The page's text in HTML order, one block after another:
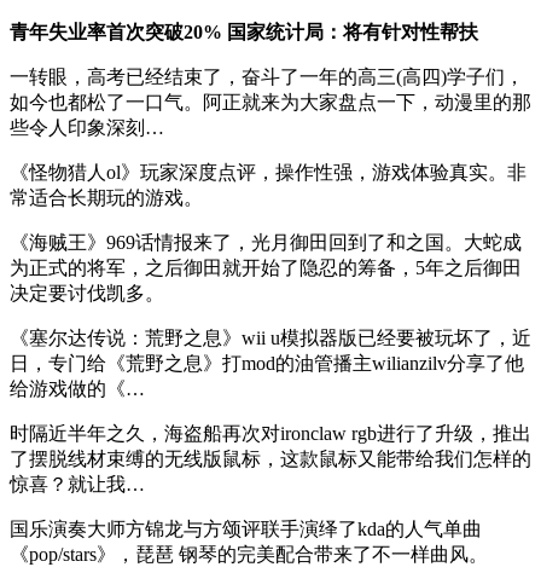
青年失业率首次突破20% 国家统计局：将有针对性帮扶
一转眼，高考已经结束了，奋斗了一年的高三(高四)学子们，
如今也都松了一口气。阿正就来为大家盘点一下，动漫里的那
些令人印象深刻…
《怪物猎人ol》玩家深度点评，操作性强，游戏体验真实。非
常适合长期玩的游戏。
《海贼王》969话情报来了，光月御田回到了和之国。大蛇成
为正式的将军，之后御田就开始了隐忍的筹备，5年之后御田
决定要讨伐凯多。
《塞尔达传说：荒野之息》wii u模拟器版已经要被玩坏了，近
日，专门给《荒野之息》打mod的油管播主wilianzilv分享了他
给游戏做的《…
时隔近半年之久，海盗船再次对ironclaw rgb进行了升级，推出
了摆脱线材束缚的无线版鼠标，这款鼠标又能带给我们怎样的
惊喜？就让我…
国乐演奏大师方锦龙与方颂评联手演绎了kda的人气单曲
《pop/stars》，琵琶 钢琴的完美配合带来了不一样曲风。